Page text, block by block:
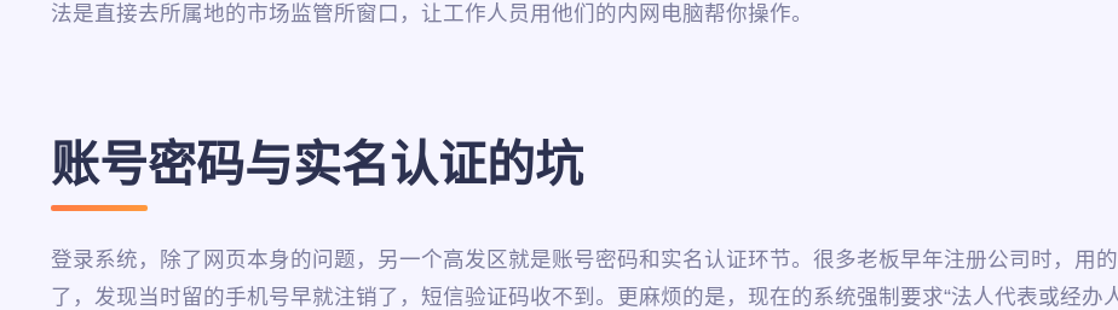
法是直接去所属地的市场监管所窗口，让工作人员用他们的内网电脑帮你操作。
账号密码与实名认证的坑
登录系统，除了网页本身的问题，另一个高发区就是账号密码和实名认证环节。很多老板早年注册公司时，用
了，发现当时留的手机号早就注销了，短信验证码收不到。更麻烦的是，现在的系统强制要求“法人代表或经办